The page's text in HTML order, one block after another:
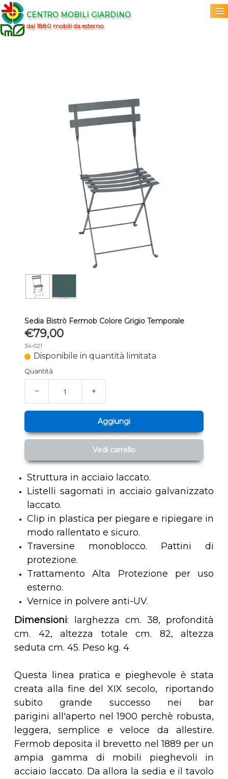
CENTRO MOBILI GIARDINO
dal 1880 mobili da esterno
Sedia Bistrò Fermob Colore Grigio Temporale
€79,00
34-021
Disponibile in quantità limitata
Quantità
− +
Aggiungi
Vedi carrello
Struttura in acciaio laccato.
Listelli sagomati in acciaio galvanizzato
laccato.
Clip in plastica per piegare e ripiegare in
modo rallentato e sicuro.
Traversine monoblocco. Pattini di
protezione.
Trattamento Alta Protezione per uso
esterno.
Vernice in polvere anti-UV.
Dimensioni: larghezza cm. 38, profondità
cm. 42, altezza totale cm. 82, altezza
seduta cm. 45. Peso kg. 4
Questa linea pratica e pieghevole è stata
creata alla fine del XIX secolo, riportando
subito grande successo nei bar
parigini all'aperto nel 1900 perchè robusta,
leggera, semplice e veloce da allestire.
Fermob deposita il brevetto nel 1889 per un
ampia gamma di mobili pieghevoli in
acciaio laccato. Da allora la sedia e il tavolo